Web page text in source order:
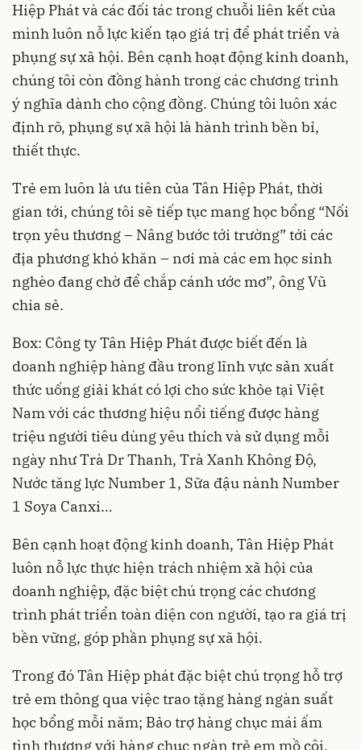
Hiệp Phát và các đối tác trong chuỗi liên kết của
mình luôn nỗ lực kiến tạo giá trị để phát triển và
phụng sự xã hội. Bên cạnh hoạt động kinh doanh,
chúng tôi còn đồng hành trong các chương trình
ý nghĩa dành cho cộng đồng. Chúng tôi luôn xác
định rõ, phụng sự xã hội là hành trình bền bỉ,
thiết thực.
Trẻ em luôn là ưu tiên của Tân Hiệp Phát, thời
gian tới, chúng tôi sẽ tiếp tục mang học bổng “Nối
trọn yêu thương – Nâng bước tới trường” tới các
địa phương khó khăn – nơi mà các em học sinh
nghèo đang chờ để chắp cánh ước mơ”, ông Vũ
chia sẻ.
Box: Công ty Tân Hiệp Phát được biết đến là
doanh nghiệp hàng đầu trong lĩnh vực sản xuất
thức uống giải khát có lợi cho sức khỏe tại Việt
Nam với các thương hiệu nổi tiếng được hàng
triệu người tiêu dùng yêu thích và sử dụng mỗi
ngày như Trà Dr Thanh, Trà Xanh Không Độ,
Nước tăng lực Number 1, Sữa đậu nành Number
1 Soya Canxi…
Bên cạnh hoạt động kinh doanh, Tân Hiệp Phát
luôn nỗ lực thực hiện trách nhiệm xã hội của
doanh nghiệp, đặc biệt chú trọng các chương
trình phát triển toàn diện con người, tạo ra giá trị
bền vững, góp phần phụng sự xã hội.
Trong đó Tân Hiệp phát đặc biệt chú trọng hỗ trợ
trẻ em thông qua việc trao tặng hàng ngàn suất
học bổng mỗi năm; Bảo trợ hàng chục mái ấm
tình thương với hàng chục ngàn trẻ em mồ côi,